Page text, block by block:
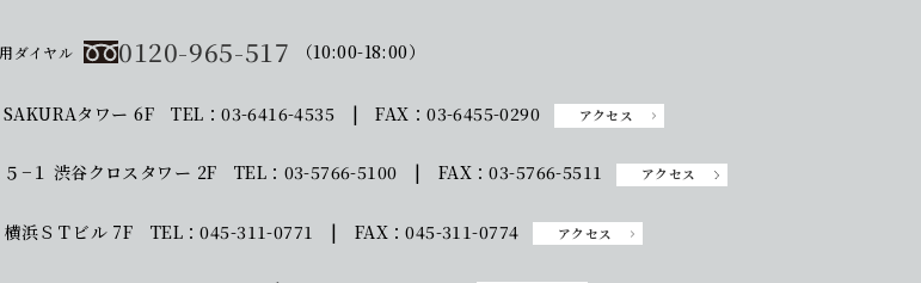
ダイヤル 0120-965-517 （10:00-18:00）
SAKURAタワー 6FTEL：03-6416-4535 | FAX：03-6455-0290 アクセス
−１ 渋谷クロスタワー 2F TEL：03-5766-5100 | FAX：03-5766-5511 アクセス
横浜ＳＴビル 7F TEL：045-311-0771 | FAX：045-311-0774 アクセス